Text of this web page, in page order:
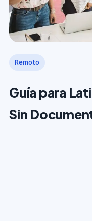
Remoto
Guía para
Sin